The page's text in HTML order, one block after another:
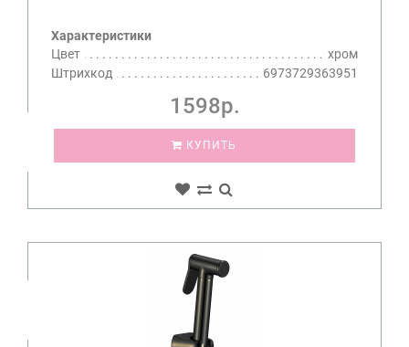
Характеристики
Цвет
хром
Штрихкод
6973729363951
1598р.
КУПИТЬ